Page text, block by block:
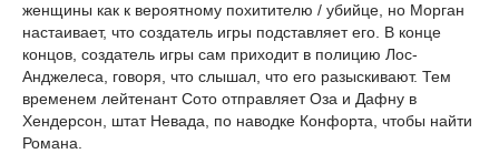
женщины как к вероятному похитителю / убийце, но Морган
настаивает, что создатель игры подставляет его. В конце
концов, создатель игры сам приходит в полицию Лос-
Анджелеса, говоря, что слышал, что его разыскивают. Тем
временем лейтенант Сото отправляет Оза и Дафну в
Хендерсон, штат Невада, по наводке Конфорта, чтобы найти
Романа.